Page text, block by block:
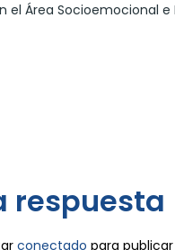
el Área Socioemocional e
respuesta
conectado para